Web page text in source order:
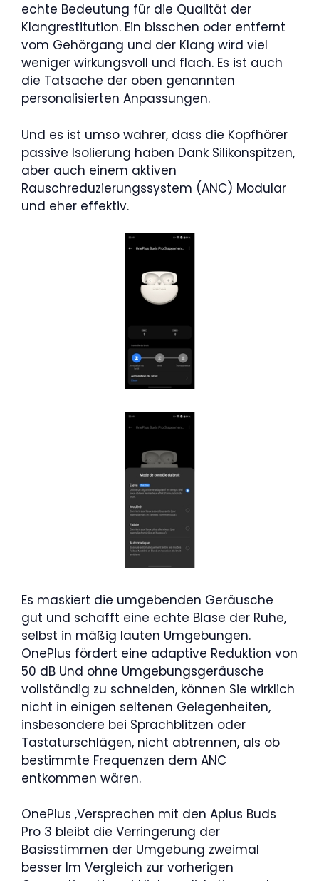
echte Bedeutung für die Qualität der
Klangrestitution. Ein bisschen oder entfernt
vom Gehörgang und der Klang wird viel
weniger wirkungsvoll und flach. Es ist auch
die Tatsache der oben genannten
personalisierten Anpassungen.
Und es ist umso wahrer, dass die Kopfhörer
passive Isolierung haben Dank Silikonspitzen,
aber auch einem aktiven
Rauschreduzierungssystem (ANC) Modular
und eher effektiv.
Es maskiert die umgebenden Geräusche
gut und schafft eine echte Blase der Ruhe,
selbst in mäßig lauten Umgebungen.
OnePlus fördert eine adaptive Reduktion von
50 dB Und ohne Umgebungsgeräusche
vollständig zu schneiden, können Sie wirklich
nicht in einigen seltenen Gelegenheiten,
insbesondere bei Sprachblitzen oder
Tastaturschlägen, nicht abtrennen, als ob
bestimmte Frequenzen dem ANC
entkommen wären.
OnePlus ‚Versprechen mit den Aplus Buds
Pro 3 bleibt die Verringerung der
Basisstimmen der Umgebung zweimal
besser Im Vergleich zur vorherigen